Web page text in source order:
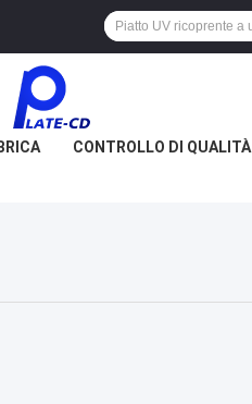
CONTROLLO DI QUALITÀ